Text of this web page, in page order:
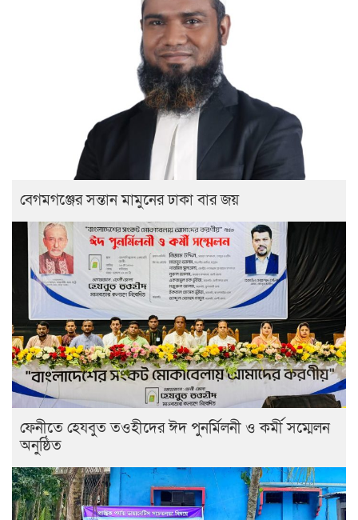
বেগমগঞ্জের সন্তান মামুনের ঢাকা বার জয়
ফেনীতে হেযবুত তওহীদের ঈদ পুনর্মিলনী ও কর্মী সম্মেলন
অনুষ্ঠিত